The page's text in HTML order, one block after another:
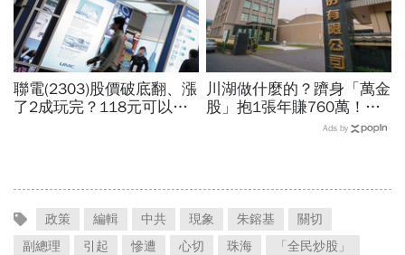
聯電(2303)股價破底翻、漲
了2成玩完？118元可以
川湖做什麼的？躋身「萬金
股」抱1張年賺760萬！傳
產鐵工廠如何翻身「只有兩
Ads by
政策 編輯 中共 現象 朱鎔基
關切
副總理
引起 慘遭 心切 珠海
「全民炒股」